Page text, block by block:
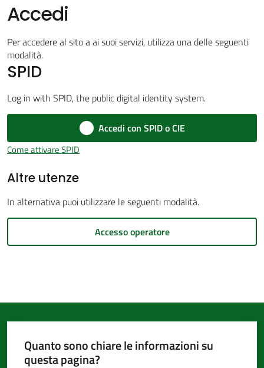
Novità
Servizi
Menu selezionato
Castello
d'Argile
Amministrazione
Trasparente
Tutti
Accedi
Per accedere al sito a ai suoi servizi, utilizza una delle seguenti
modalità.
SPID
Log in with SPID, the public digital identity system.
Accedi con SPID o CIE
Come attivare SPID
Altre utenze
In alternativa puoi utilizzare le seguenti modalità.
Accesso operatore
Quanto sono chiare le informazioni su
questa pagina?